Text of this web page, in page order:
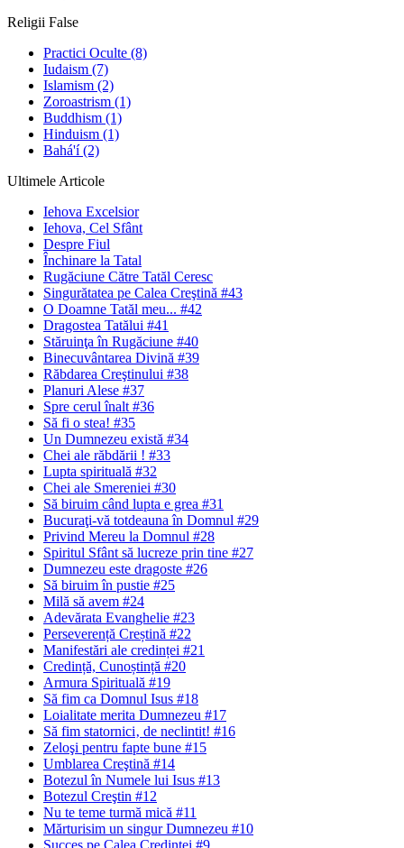
Religii False
Practici Oculte (8)
Iudaism (7)
Islamism (2)
Zoroastrism (1)
Buddhism (1)
Hinduism (1)
Bahá'í(2)
Ultimele Articole
Iehova Excelsior
Iehova, Cel Sfânt
Despre Fiul
Închinare la Tatal
Rugăciune Către Tatăl Ceresc
Singurătatea pe Calea Creştină #43
O Doamne Tatăl meu... #42
Dragostea Tatălui #41
Stăruinţa în Rugăciune #40
Binecuvântarea Divină #39
Răbdarea Creştinului #38
Planuri Alese #37
Spre cerul înalt #36
Să fi o stea! #35
Un Dumnezeu există #34
Chei ale răbdării ! #33
Lupta spirituală #32
Chei ale Smereniei #30
Să biruim când lupta e grea #31
Bucuraţi-vă totdeauna în Domnul #29
Privind Mereu la Domnul #28
Spiritul Sfânt să lucreze prin tine #27
Dumnezeu este dragoste #26
Să biruim în pustie #25
Milă să avem #24
Adevărata Evanghelie #23
Perseverență Creștină #22
Manifestări ale credinței #21
Credință, Cunoștință #20
Armura Spirituală #19
Să fim ca Domnul Isus #18
Loialitate merita Dumnezeu #17
Să fim statornici‚ de neclintit! #16
Zeloşi pentru fapte bune #15
Umblarea Creştină #14
Botezul în Numele lui Isus #13
Botezul Creştin #12
Nu te teme turmă mică #11
Mărturisim un singur Dumnezeu #10
Succes pe Calea Credinței #9